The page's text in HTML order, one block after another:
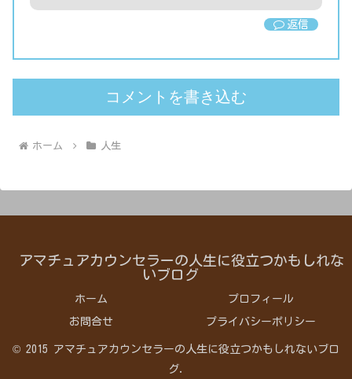
返信
コメントを書き込む
ホーム 人生
アマチュアカウンセラーの人生に役立つかもしれな
いブログ
ホーム プロフィール
お問合せ プライバシーポリシー
© 2015 アマチュアカウンセラーの人生に役立つかもしれないブロ
グ.